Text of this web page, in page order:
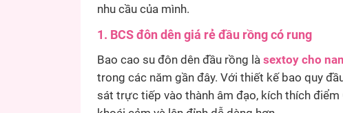
nhu cầu của mình.
1. BCS đôn dên giá rẻ đầu rồng có rung
Bao cao su đôn dên đầu rồng là sextoy cho
trong các năm gần đây. Với thiết kế bao quy
sát trực tiếp vào thành âm đạo, kích thích